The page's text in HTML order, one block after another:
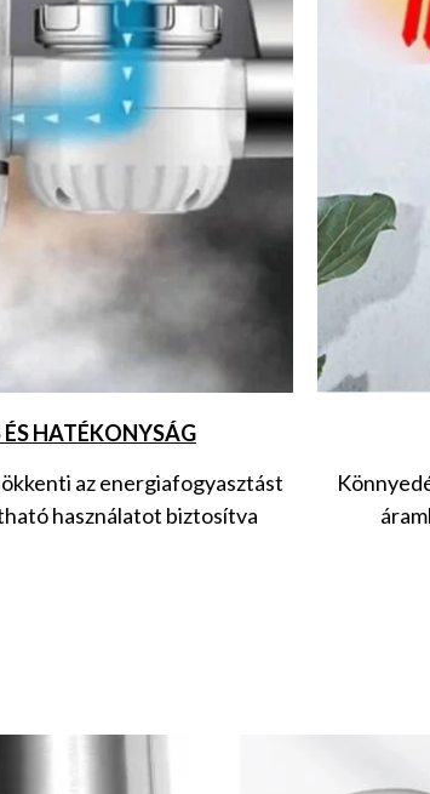
HATÉKONYSÁG
az energiafogyasztást
használatot biztosítva